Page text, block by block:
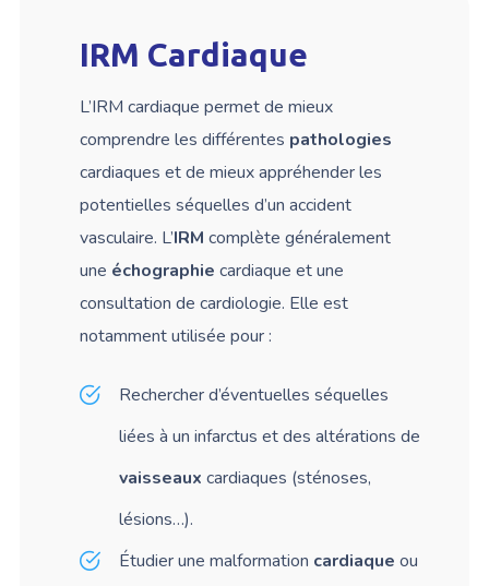
IRM Cardiaque
L’IRM cardiaque permet de mieux
comprendre les différentes pathologies
cardiaques et de mieux appréhender les
potentielles séquelles d’un accident
vasculaire. L’IRM complète généralement
une échographie cardiaque et une
consultation de cardiologie. Elle est
notamment utilisée pour :
Rechercher d’éventuelles séquelles
liées à un infarctus etdes altérations de
vaisseaux cardiaques (sténoses,
lésions…).
Étudier une malformation cardiaque ou